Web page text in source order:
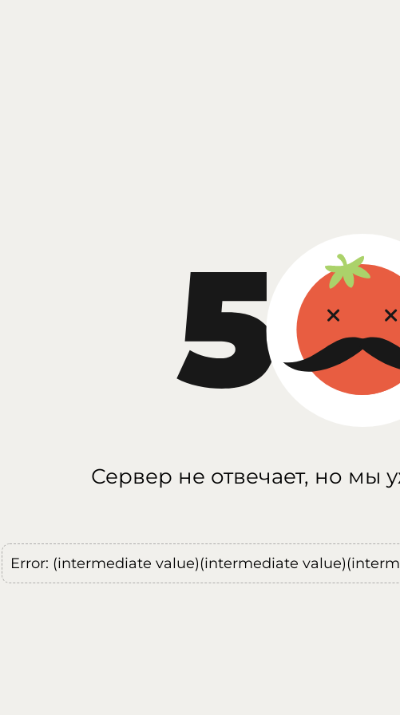
Сервер не отвечает, но мы
Error: (intermediate value)(intermediate